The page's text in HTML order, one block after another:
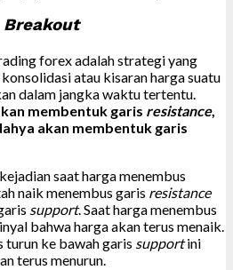
Breakout
forex adalah strategi yang
atau kisaran harga suatu
dalam jangka waktu tertentu.
membentuk garis resistance,
akan membentuk garis
saat harga menembus
naik menembus garis resistance
support. Saat harga menembus
bahwa harga akan terus menaik.
turun ke bawah garis supportini
terus menurun.